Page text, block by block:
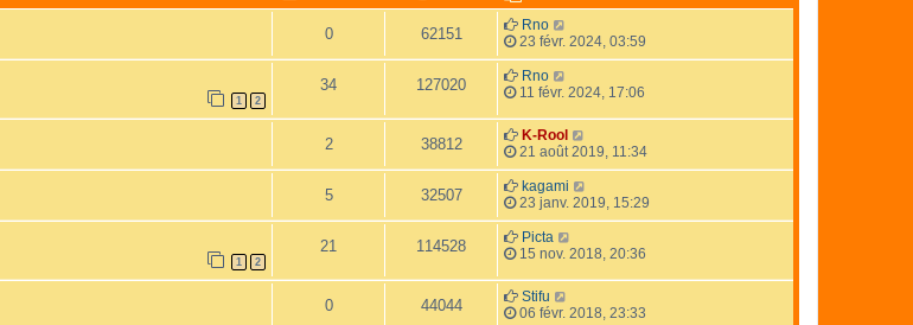
0 62151
Rno
23 févr. 2024, 03:59
1 2
34 127020
Rno
11 févr. 2024, 17:06
2 38812
K-Rool
21 août 2019, 11:34
5 32507
kagami
23 janv. 2019, 15:29
1 2
21 114528
Picta
15 nov. 2018, 20:36
0 44044
Stifu
06 févr. 2018, 23:33